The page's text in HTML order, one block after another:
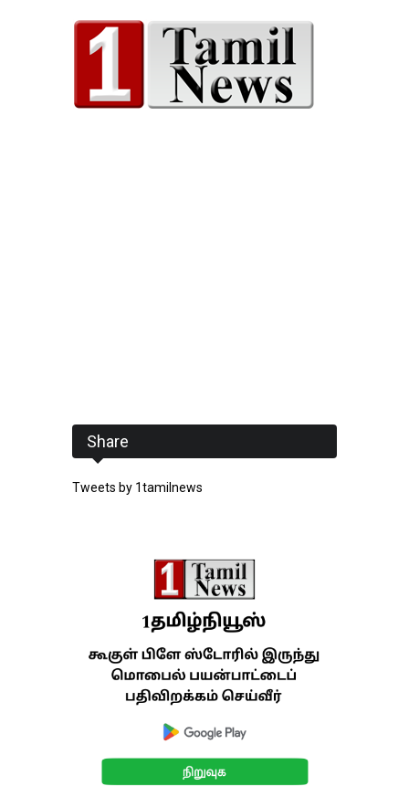
Share
Tweets by 1tamilnews